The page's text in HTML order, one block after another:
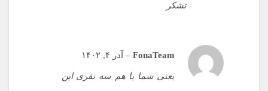
تشکر
FonaTeam
– آذر ۴, ۱۴۰۲
یعنی شما با هم سه نفری این